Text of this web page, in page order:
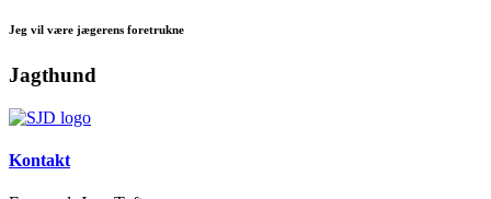
Jeg vil være jægerens foretrukne
Jagthund
Kontakt